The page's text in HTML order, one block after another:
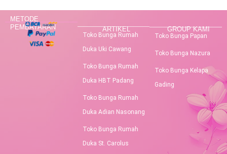
METODE
PEMBAYARAN
ARTIKEL
Toko Bunga Rumah
Duka Uki Cawang
Toko Bunga Rumah
Duka HBT Padang
Toko Bunga Rumah
Duka Adian Nasonang
Toko Bunga Rumah
Duka St. Carolus
GROUP KAMI
Toko Bunga Papan
Toko Bunga Nazura
Toko Bunga Kelapa
Gading